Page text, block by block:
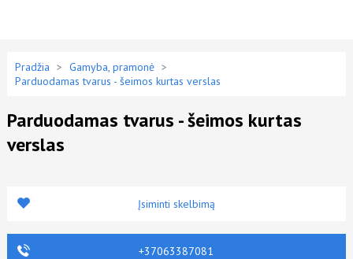
Pradžia > Gamyba, pramonė >
Parduodamas tvarus - šeimos kurtas verslas
Parduodamas tvarus - šeimos kurtas
verslas
Įsiminti skelbimą
+37063387081